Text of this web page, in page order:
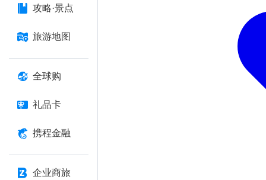
攻略·景点
旅游地图
全球购
礼品卡
携程金融
企业商旅